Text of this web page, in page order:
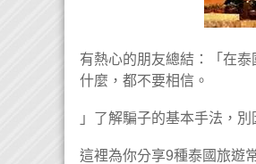
有熱心的朋友總結：「在
什麼，都不要相信。
」了解騙子的基本手法，
這裡為你分享9種泰國旅遊